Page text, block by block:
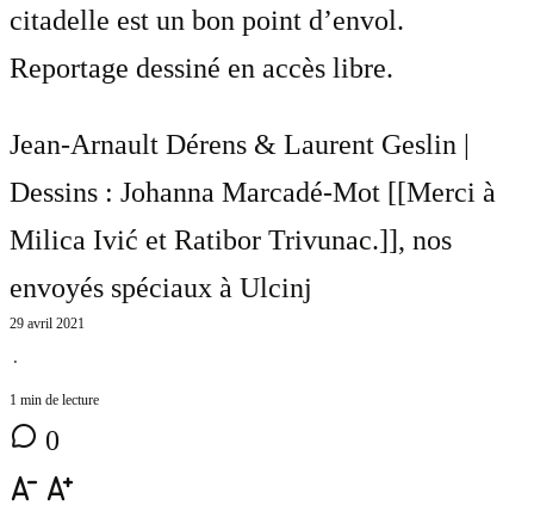
citadelle est un bon point d’envol.
Reportage dessiné en accès libre.
Jean-Arnault Dérens & Laurent Geslin |
Dessins : Johanna Marcadé-Mot [[Merci à
Milica Ivić et Ratibor Trivunac.]], nos
envoyés spéciaux à Ulcinj
29 avril 2021
⋅
1 min de lecture
0